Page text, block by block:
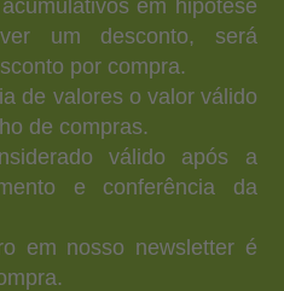
em hipótese
um desconto, será
por compra.
de valores o valor válido
de compras.
válido após a
e conferência da
em nosso newsletter é